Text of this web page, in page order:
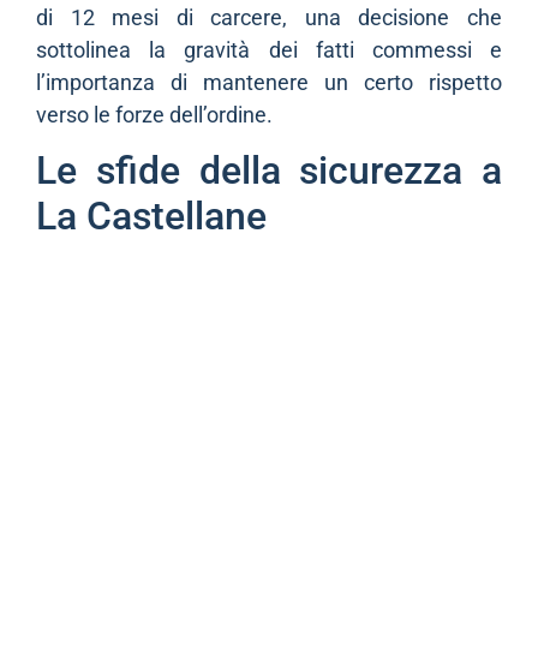
di 12 mesi di carcere, una decisione che
sottolinea la gravità dei fatti commessi e
l’importanza di mantenere un certo rispetto
verso le forze dell’ordine.
Le sfide della sicurezza a
La Castellane